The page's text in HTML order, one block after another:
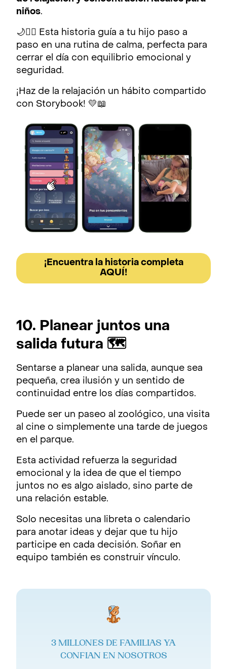
niños.
🌙🧘‍♀️ Esta historia guía a tu hijo paso a
paso en una rutina de calma, perfecta para
cerrar el día con equilibrio emocional y
seguridad.
¡Haz de la relajación un hábito compartido
con Storybook! 💛📖
¡Encuentra la historia completa
AQUÍ!
10. Planear juntos una
salida futura 🗺️
Sentarse a planear una salida, aunque sea
pequeña, crea ilusión y un sentido de
continuidad entre los días compartidos.
Puede ser un paseo al zoológico, una visita
al cine o simplemente una tarde de juegos
en el parque.
Esta actividad refuerza la seguridad
emocional y la idea de que el tiempo
juntos no es algo aislado, sino parte de
una relación estable.
Solo necesitas una libreta o calendario
para anotar ideas y dejar que tu hijo
participe en cada decisión. Soñar en
equipo también es construir vínculo.
3 MILLONES DE FAMILIAS YA
CONFIAN EN NOSOTROS